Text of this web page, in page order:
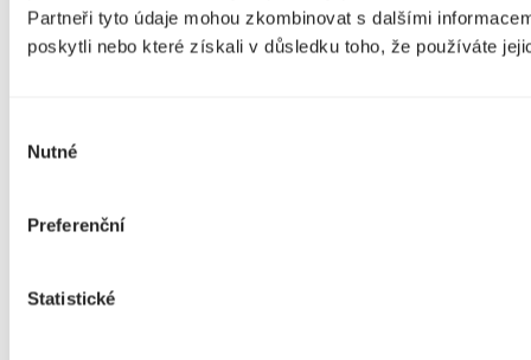
Partneři tyto údaje mohou zkombinovat s dalšími
poskytli nebo které získali v důsledku toho, že používáte
souhlasu
Nutné
Preferenční
Statistické
Facebook
YouTube
O divadle
Vstupenky
Repertoár